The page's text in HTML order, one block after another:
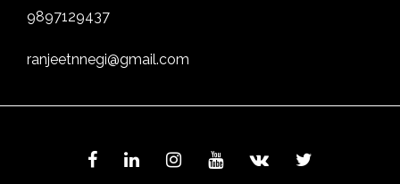
9897129437
ranjeetnnegi@gmail.com